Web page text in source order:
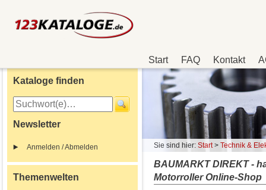
Start FAQ Kontakt
Kataloge finden
Newsletter
Anmelden / Abmelden
Themenwelten
Sie sind hier: Start> Technik &
BAUMARKT DIREKT -
Motorroller Online-Shop